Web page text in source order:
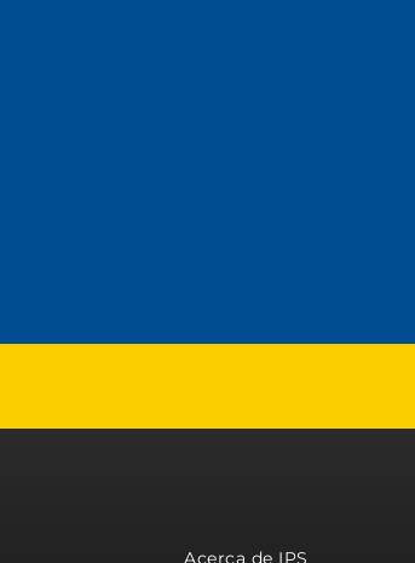
Acerca de IPS